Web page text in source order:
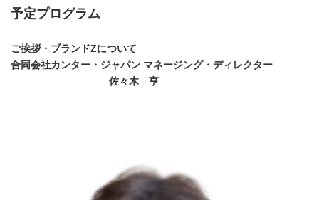
予定プログラム
ご挨拶・ブランドZについて
合同会社カンター・ジャパン マネージング・ディレクター
佐々木 亨